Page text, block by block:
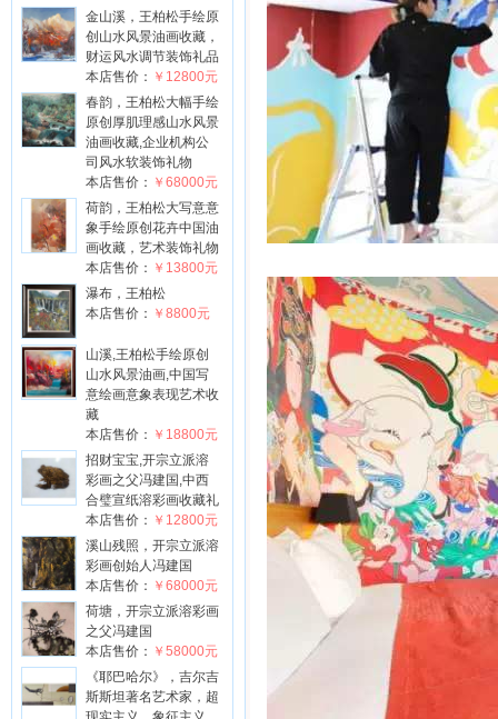
金山溪，王柏松手绘原
创山水风景油画收藏，
财运风水调节装饰礼品
本店售价： ￥12800元
春韵，王柏松大幅手绘
原创厚肌理感山水风景
油画收藏,企业机构公
司风水软装饰礼物
本店售价： ￥68000元
荷韵，王柏松大写意意
象手绘原创花卉中国油
画收藏，艺术装饰礼物
本店售价： ￥13800元
瀑布，王柏松
本店售价： ￥8800元
山溪,王柏松手绘原创
山水风景油画,中国写
意绘画意象表现艺术收
藏
本店售价： ￥18800元
招财宝宝,开宗立派溶
彩画之父冯建国,中西
合璧宣纸溶彩画收藏礼
本店售价： ￥12800元
溪山残照，开宗立派溶
彩画创始人冯建国
本店售价： ￥68000元
荷塘，开宗立派溶彩画
之父冯建国
本店售价： ￥58000元
《耶巴哈尔》，吉尔吉
斯斯坦著名艺术家，超